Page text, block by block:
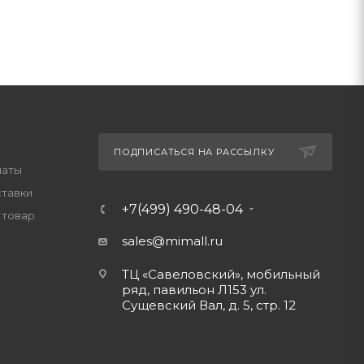
ПОДПИСАТЬСЯ НА РАССЫЛКУ
+7(499) 490-48-04
sales@mimall.ru
ТЦ «Савеловский», мобильный
ряд, павильон Л153 ул.
Сущевский Вал, д. 5, стр. 12